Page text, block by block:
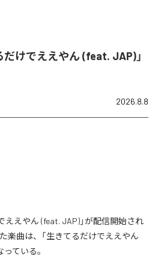
だけでええやん (feat. JAP)」
2026.8.8
ええやん (feat. JAP)」が配信開始され
楽曲は、「生きてるだけでええやん
ている。